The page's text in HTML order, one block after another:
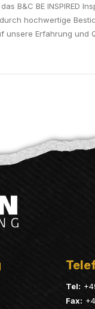
B&C BE INSPIRED
hochwertige
unsere Erfahrung und
Tel:
Fax: